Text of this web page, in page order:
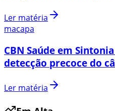
Ler matéria
macapa
CBN Saúde em
detecção precoce do
Ler matéria